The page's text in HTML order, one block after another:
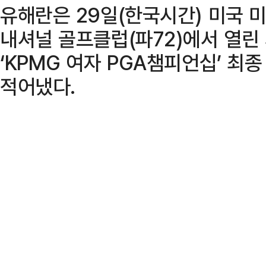
유해란은 29일(한국시간) 미국
내셔널 골프클럽(파72)에서 열
‘KPMG 여자 PGA챔피언십’ 최
적어냈다.